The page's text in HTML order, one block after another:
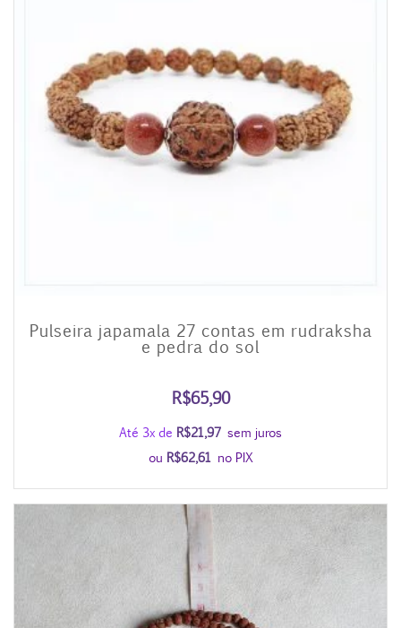
Pulseira japamala 27 contas em rudraksha
e pedra do sol
R$65,90
Até 3x de R$21,97 sem juros
ou R$62,61 no PIX